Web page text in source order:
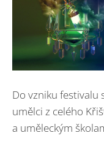
Do vzniku festivalu
umělci z celého
a uměleckým